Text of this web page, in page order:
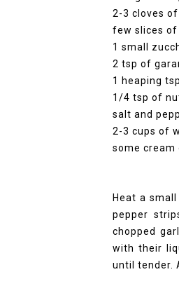
2-3 cloves
few slices of
1 small
2 tsp of
1 heaping
1/4 tsp of
salt and
2-3 cups of
some cream
Heat a
pepper
chopped
with their
until tender.